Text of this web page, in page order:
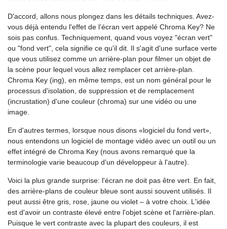
D'accord, allons nous plongez dans les détails techniques. Avez-
vous déjà entendu l'effet de l’écran vert appelé Chroma Key? Ne
sois pas confus. Techniquement, quand vous voyez "écran vert"
ou "fond vert", cela signifie ce qu'il dit. Il s'agit d'une surface verte
que vous utilisez comme un arrière-plan pour filmer un objet de
la scène pour lequel vous allez remplacer cet arrière-plan.
Chroma Key (ing), en même temps, est un nom général pour le
processus d'isolation, de suppression et de remplacement
(incrustation) d'une couleur (chroma) sur une vidéo ou une
image.
En d'autres termes, lorsque nous disons «logiciel du fond vert»,
nous entendons un logiciel de montage vidéo avec un outil ou un
effet intégré de Chroma Key (nous avons remarqué que la
terminologie varie beaucoup d'un développeur à l'autre).
Voici la plus grande surprise: l'écran ne doit pas être vert. En fait,
des arrière-plans de couleur bleue sont aussi souvent utilisés. Il
peut aussi être gris, rose, jaune ou violet – à votre choix. L'idée
est d'avoir un contraste élevé entre l'objet scène et l'arrière-plan.
Puisque le vert contraste avec la plupart des couleurs, il est